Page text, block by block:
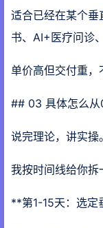
适合已经在某个
书、AI+医疗问诊
单价高但交付重，
## 03 具体怎么从
说完理论，讲实操。
我按时间线给你拆
**第1-15天：选定